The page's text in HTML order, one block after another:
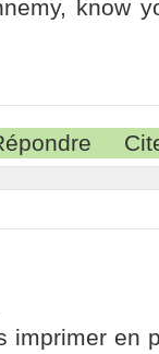
know
imprimer en